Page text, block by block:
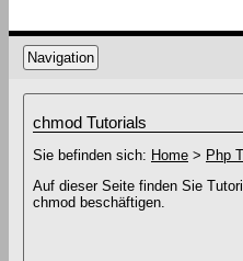
Navigation
chmod Tutorials
Sie befinden sich: Home > Php
Auf dieser Seite finden Sie
chmod beschäftigen.